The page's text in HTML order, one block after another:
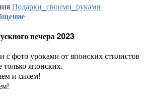
Подарки_своими_руками
вечера 2023
с фото уроками от японских стилистов
японских.
и сияем!